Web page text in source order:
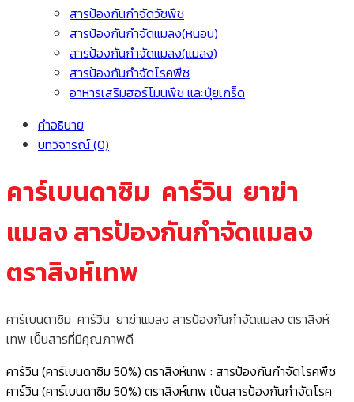
สารป้องกันกำจัดวัชพืช
สารป้องกันกำจัดแมลง(หนอน)
สารป้องกันกำจัดแมลง(แมลง)
สารป้องกันกำจัดโรคพืช
อาหารเสริมฮอร์โมนพืช และปุ๋ยเกร็ด
คำอธิบาย
บทวิจารณ์ (0)
คาร์เบนดาซิม คาร์วิน ยาฆ่า
แมลง สารป้องกันกำจัดแมลง
ตราสิงห์เทพ
คาร์เบนดาซิม คาร์วิน ยาฆ่าแมลง สารป้องกันกำจัดแมลง ตราสิงห์
เทพ เป็นสารที่มีคุณภาพดี
คาร์วิน (คาร์เบนดาซิม 50%) ตราสิงห์เทพ : สารป้องกันกำจัดโรคพืช
คาร์วิน (คาร์เบนดาซิม 50%) ตราสิงห์เทพ เป็นสารป้องกันกำจัดโรค